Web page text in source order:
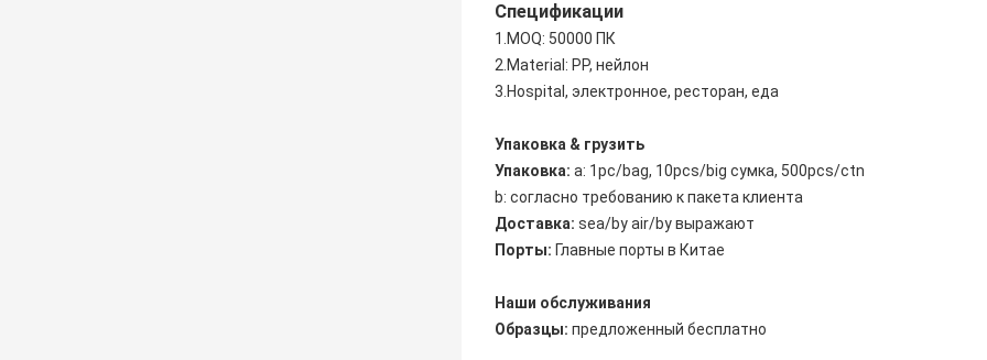
Спецификации
1.MOQ: 50000 ПК
2.Material: PP, нейлон
3.Hospital, электронное, ресторан, еда
Упаковка & грузить
Упаковка: a: 1pc/bag, 10pcs/big сумка, 500pcs/ctn
b: согласно требованию к пакета клиента
Доставка: sea/by air/by выражают
Порты: Главные порты в Китае
Наши обслуживания
Образцы: предложенный бесплатно